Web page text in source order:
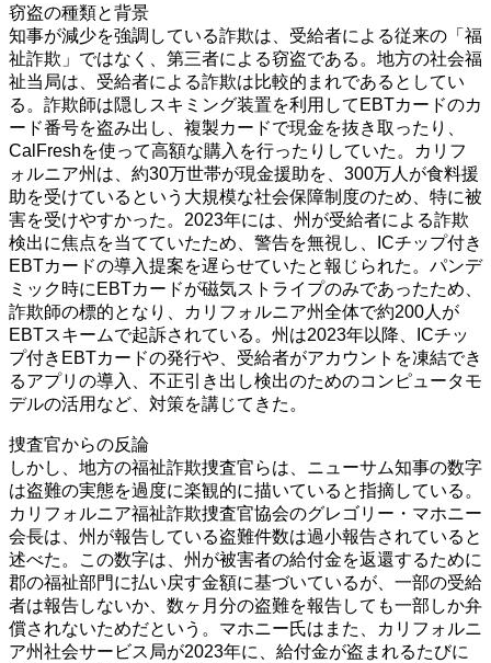
窃盗の種類と背景
知事が減少を強調している詐欺は、受給者による従来の「福
祉詐欺」ではなく、第三者による窃盗である。地方の社会福
祉当局は、受給者による詐欺は比較的まれであるとしてい
る。詐欺師は隠しスキミング装置を利用してEBTカードのカ
ード番号を盗み出し、複製カードで現金を抜き取ったり、
CalFreshを使って高額な購入を行ったりしていた。カリフ
ォルニア州は、約30万世帯が現金援助を、300万人が食料援
助を受けているという大規模な社会保障制度のため、特に被
害を受けやすかった。2023年には、州が受給者による詐欺
検出に焦点を当てていたため、警告を無視し、ICチップ付き
EBTカードの導入提案を遅らせていたと報じられた。パンデ
ミック時にEBTカードが磁気ストライプのみであったため、
詐欺師の標的となり、カリフォルニア州全体で約200人が
EBTスキームで起訴されている。州は2023年以降、ICチッ
プ付きEBTカードの発行や、受給者がアカウントを凍結でき
るアプリの導入、不正引き出し検出のためのコンピュータモ
デルの活用など、対策を講じてきた。
捜査官からの反論
しかし、地方の福祉詐欺捜査官らは、ニューサム知事の数字
は盗難の実態を過度に楽観的に描いていると指摘している。
カリフォルニア福祉詐欺捜査官協会のグレゴリー・マホニー
会長は、州が報告している盗難件数は過小報告されていると
述べた。この数字は、州が被害者の給付金を返還するために
郡の福祉部門に払い戻す金額に基づいているが、一部の受給
者は報告しないか、数ヶ月分の盗難を報告しても一部しか弁
償されないためだという。マホニー氏はまた、カリフォルニ
ア州社会サービス局が2023年に、給付金が盗まれるたびに